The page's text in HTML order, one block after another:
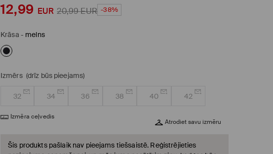
12,99 EUR 20,99EUR -38%
Krāsa - melns
Izmērs (drīz būs pieejams)
32 34 36 38 40 42
Izmēra ceļvedis
Atrodiet savu izmēru
Šis produkts pašlaik nav pieejams tiešsaistē. Reģistrējieties